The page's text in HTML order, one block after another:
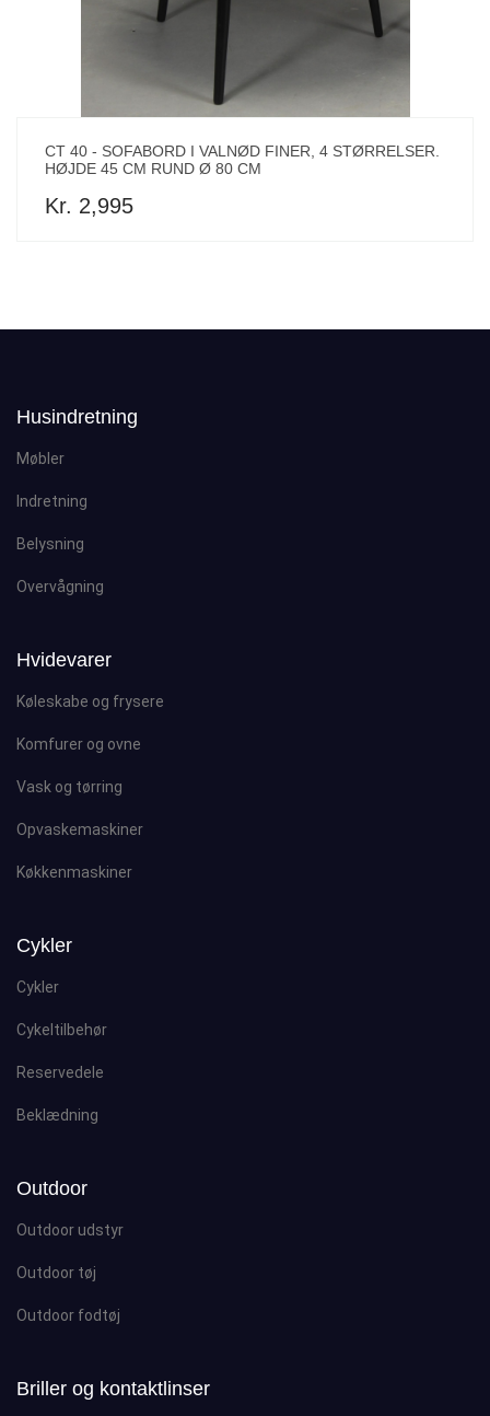
CT 40 - SOFABORD I VALNØD FINER, 4 STØRRELSER.
HØJDE 45 CM RUND Ø 80 CM
Kr. 2,995
Husindretning
Møbler
Indretning
Belysning
Overvågning
Hvidevarer
Køleskabe og frysere
Komfurer og ovne
Vask og tørring
Opvaskemaskiner
Køkkenmaskiner
Cykler
Cykler
Cykeltilbehør
Reservedele
Beklædning
Outdoor
Outdoor udstyr
Outdoor tøj
Outdoor fodtøj
Briller og kontaktlinser